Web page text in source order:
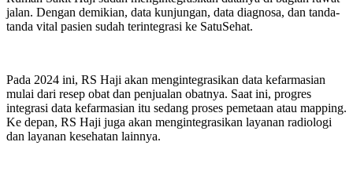
jalan. Dengan demikian, data kunjungan, data diagnosa, dan tanda-
tanda vital pasien sudah terintegrasi ke SatuSehat.
Pada 2024 ini, RS Haji akan mengintegrasikan data kefarmasian
mulai dari resep obat dan penjualan obatnya. Saat ini, progres
integrasi data kefarmasian itu sedang proses pemetaan atau mapping.
Ke depan, RS Haji juga akan mengintegrasikan layanan radiologi
dan layanan kesehatan lainnya.